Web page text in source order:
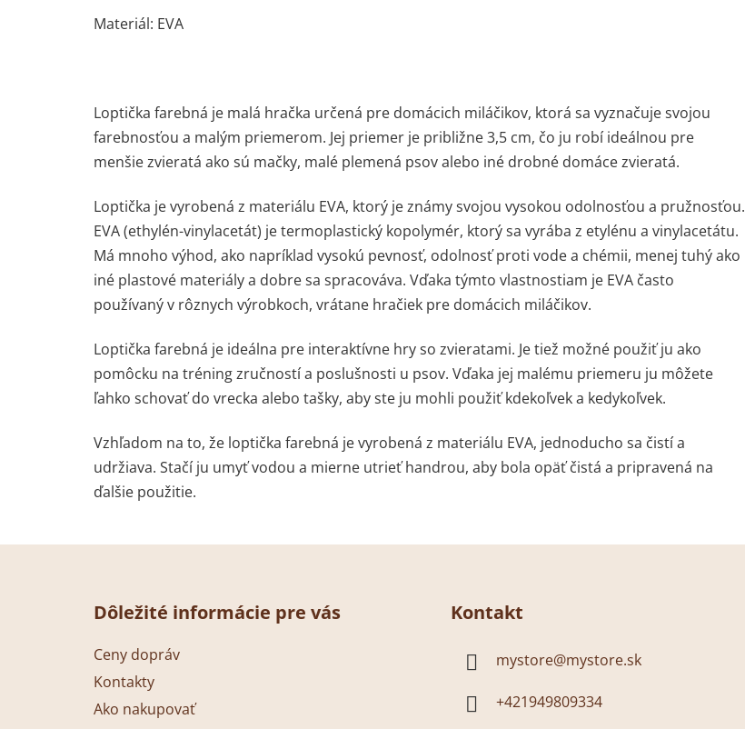
Materiál: EVA
Loptička farebná je malá hračka určená pre domácich miláčikov, ktorá sa vyznačuje svojou
farebnosťou a malým priemerom. Jej priemer je približne 3,5 cm, čo ju robí ideálnou pre
menšie zvieratá ako sú mačky, malé plemená psov alebo iné drobné domáce zvieratá.
Loptička je vyrobená z materiálu EVA, ktorý je známy svojou vysokou odolnosťou a pružnosťou.
EVA (ethylén-vinylacetát) je termoplastický kopolymér, ktorý sa vyrába z etylénu a vinylacetátu.
Má mnoho výhod, ako napríklad vysokú pevnosť, odolnosť proti vode a chémii, menej tuhý ako
iné plastové materiály a dobre sa spracováva. Vďaka týmto vlastnostiam je EVA často
používaný v rôznych výrobkoch, vrátane hračiek pre domácich miláčikov.
Loptička farebná je ideálna pre interaktívne hry so zvieratami. Je tiež možné použiť ju ako
pomôcku na tréning zručností a poslušnosti u psov. Vďaka jej malému priemeru ju môžete
ľahko schovať do vrecka alebo tašky, aby ste ju mohli použiť kdekoľvek a kedykoľvek.
Vzhľadom na to, že loptička farebná je vyrobená z materiálu EVA, jednoducho sa čistí a
udržiava. Stačí ju umyť vodou a mierne utrieť handrou, aby bola opäť čistá a pripravená na
ďalšie použitie.
Dôležité informácie pre vás
Ceny dopráv
Kontakty
Ako nakupovať
Kontakt
mystore@mystore.sk
+421949809334